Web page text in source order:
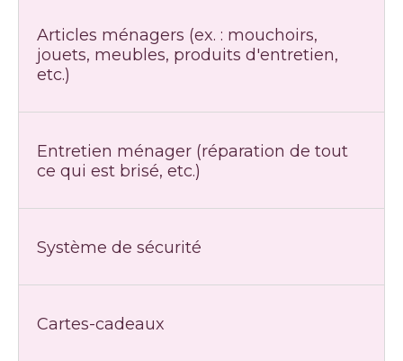
Articles ménagers (ex. : mouchoirs,
jouets, meubles, produits d'entretien,
etc.)
Entretien ménager (réparation de tout
ce qui est brisé, etc.)
Système de sécurité
Cartes-cadeaux